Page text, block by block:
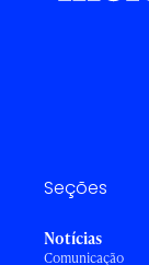
Seções
Notícias
Comunicação